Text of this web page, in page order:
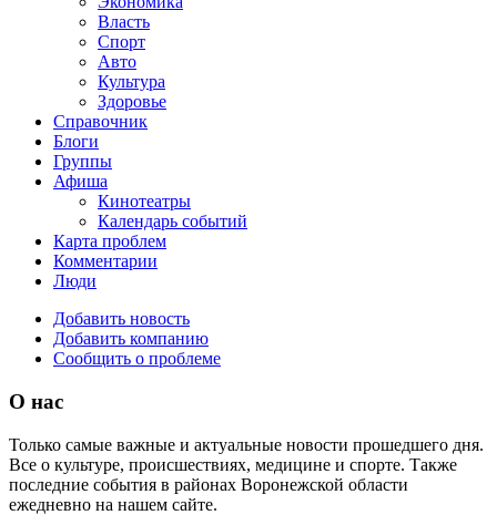
Власть
Спорт
Авто
Культура
Здоровье
Справочник
Блоги
Группы
Афиша
Кинотеатры
Календарь событий
Карта проблем
Комментарии
Люди
Добавить новость
Добавить компанию
Сообщить о проблеме
О нас
Только самые важные и актуальные новости прошедшего дня.
Все о культуре, происшествиях, медицине и спорте. Также
последние события в районах Воронежской области
ежедневно на нашем сайте.